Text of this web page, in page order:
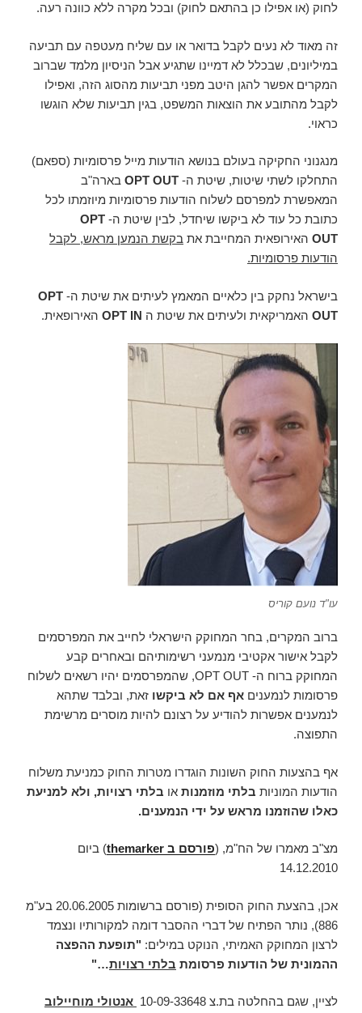
לחוק (או אפילו כן בהתאם לחוק) ובכל מקרה ללא כוונה רעה.
זה מאוד לא נעים לקבל בדואר או עם שליח מעטפה עם תביעה
במיליונים, שבכלל לא דמיינו שתגיע אבל הניסיון מלמד שברוב
המקרים אפשר להגן היטב מפני תביעות מהסוג הזה, ואפילו
לקבל מהתובע את הוצאות המשפט, בגין תביעות שלא הוגשו
כראוי.
מנגנוני החקיקה בעולם בנושא הודעות מייל פרסומיות (ספאם)
התחלקו לשתי שיטות, שיטת ה- OPT OUT בארה"ב
המאפשרת למפרסם לשלוח הודעות פרסומיות מיוזמתו לכל
כתובת כל עוד לא ביקשו שיחדל, לבין שיטת ה- OPT
OUT האירופאית המחייבת את בקשת הנמען מראש, לקבל
הודעות פרסומיות.
בישראל נחקק בין כלאיים המאמץ לעיתים את שיטת ה- OPT
OUT האמריקאית ולעיתים את שיטת ה OPT IN האירופאית.
עו"ד נועם קוריס
ברוב המקרים, בחר המחוקק הישראלי לחייב את המפרסמים
לקבל אישור אקטיבי מנמעני רשימותיהם ובאחרים קבע
המחוקק ברוח ה- OPT OUT, שהמפרסמים יהיו רשאים לשלוח
פרסומות לנמענים אף אם לא ביקשו זאת, ובלבד שתהא
לנמענים אפשרות להודיע על רצונם להיות מוסרים מרשימת
התפוצה.
אף בהצעות החוק השונות הוגדרו מטרות החוק כמניעת משלוח
הודעות המוניות בלתי מוזמנות או בלתי רצויות, ולא למניעת
כאלו שהוזמנו מראש על ידי הנמענים.
מצ"ב מאמרו של הח"מ, (פורסם ב themarker) ביום
14.12.2010
אכן, בהצעת החוק הסופית (פורסם ברשומות 20.06.2005 בע"מ
886), נותר הפתיח של דברי ההסבר דומה למקורותיו ונצמד
לרצון המחוקק האמיתי, הנוקט במילים: "תופעת ההפצה
ההמונית של הודעות פרסומת בלתי רצויות…"
לציין, שגם בהחלטה בת.צ 10-09-33648
אנטולי מוחיילוב